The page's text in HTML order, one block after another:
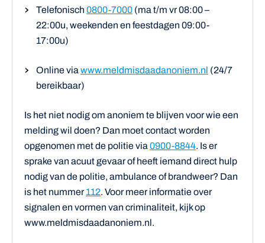
Telefonisch 0800-7000 (ma t/m vr 08:00 –
22:00u, weekenden en feestdagen 09:00-
17:00u)
Online via www.meldmisdaadanoniem.nl (24/7
bereikbaar)
Is het niet nodig om anoniem te blijven voor wie een
melding wil doen? Dan moet contact worden
opgenomen met de politie via 0900-8844. Is er
sprake van acuut gevaar of heeft iemand direct hulp
nodig van de politie, ambulance of brandweer? Dan
is het nummer112. Voor meer informatie over
signalen en vormen van criminaliteit, kijk op
www.meldmisdaadanoniem.nl.